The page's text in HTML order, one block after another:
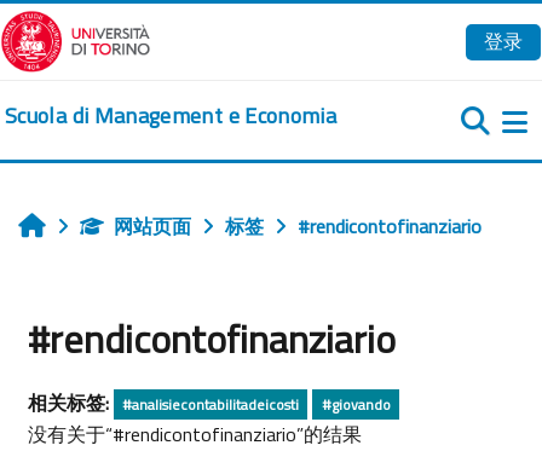
跳到主要内容
登录
Scuola di Management e Economia
首页 网站页面 标签 #rendicontofinanziario
#rendicontofinanziario
相关标签: #analisiecontabilitadeicosti #giovando
没有关于“#rendicontofinanziario”的结果